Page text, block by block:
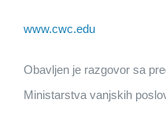
www.cwc.edu
Obavljen je razgovor sa
Ministarstva vanjskih